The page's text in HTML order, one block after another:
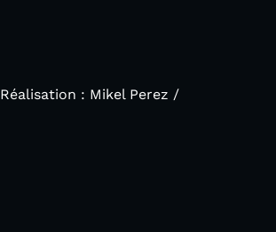
: Mikel Perez /